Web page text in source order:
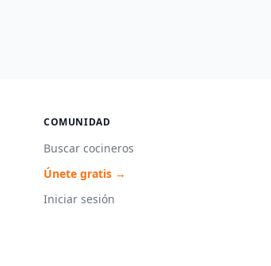
COMUNIDAD
Buscar cocineros
Únete gratis →
Iniciar sesión